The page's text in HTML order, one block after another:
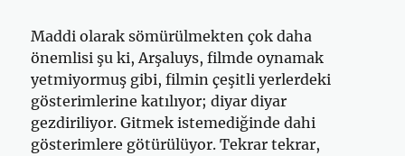
Maddi olarak sömürülmekten çok daha
önemlisi şu ki, Arşaluys, filmde oynamak
yetmiyormuş gibi, filmin çeşitli yerlerdeki
gösterimlerine katılıyor; diyar diyar
gezdiriliyor. Gitmek istemediğinde dahi
gösterimlere götürülüyor. Tekrar tekrar,